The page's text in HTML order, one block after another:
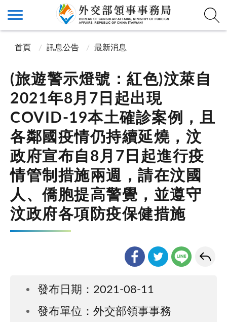
首頁 訊息公告 最新消息
(旅遊警示燈號：紅色)汶萊自
2021年8月7日起出現
COVID-19本土確診案例，且
各鄰國疫情仍持續延燒，汶
政府宣布自8月7日起進行疫
情管制措施兩週，請在汶國
人、僑胞提高警覺，並遵守
汶政府各項防疫保健措施
發布日期：2021-08-11
發布單位：外交部領事事務